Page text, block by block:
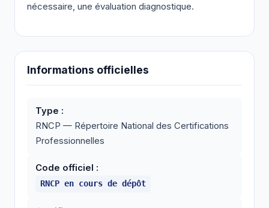
nécessaire, une évaluation diagnostique.
Informations officielles
Type :
RNCP — Répertoire National des Certifications
Professionnelles
Code officiel :
RNCP en cours de dépôt